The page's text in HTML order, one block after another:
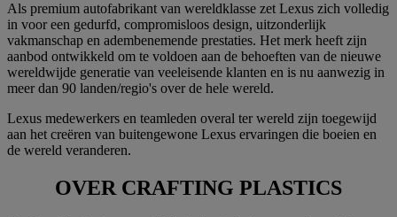
Als premium autofabrikant van wereldklasse zet Lexus zich volledig
in voor een gedurfd, compromisloos design, uitzonderlijk
vakmanschap en adembenemende prestaties. Het merk heeft zijn
aanbod ontwikkeld om te voldoen aan de behoeften van de nieuwe
wereldwijde generatie van veeleisende klanten en is nu aanwezig in
meer dan 90 landen/regio's over de hele wereld.
Lexus medewerkers en teamleden overal ter wereld zijn toegewijd
aan het creëren van buitengewone Lexus ervaringen die boeien en
de wereld veranderen.
OVER CRAFTING PLASTICS